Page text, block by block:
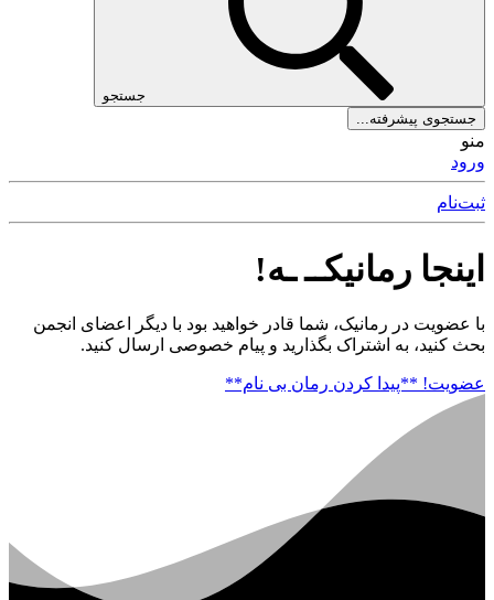
جستجو
جستجوی پیشرفته...
منو
ورود
ثبت‌نام
اینجا رمانیکــ ـه!
با عضویت در رمانیک، شما قادر خواهید بود با دیگر اعضای انجمن
بحث کنید، به اشتراک بگذارید و پیام خصوصی ارسال کنید.
عضویت! **پیدا کردن رمان بی نام**